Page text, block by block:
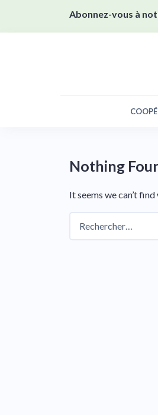
Abonnez-vous à
Nothing
It seems we can’t
Rechercher :